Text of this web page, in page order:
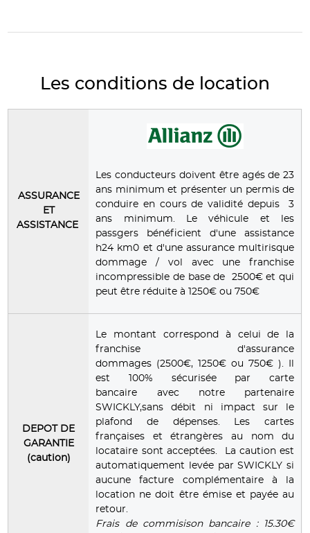
Les conditions de location
ASSURANCE
ET
ASSISTANCE
Les conducteurs doivent être agés de 23
ans minimum et présenter un permis de
conduire en cours de validité depuis 3
ans minimum. Le véhicule et les
passgers bénéficient d'une assistance
h24 km0 et d'une assurance multirisque
dommage / vol avec une franchise
incompressible de base de 2500€ et qui
peut être réduite à 1250€ ou 750€
DEPOT DE
GARANTIE
(caution)
Le montant correspond à celui de la
franchise d'assurance
dommages (2500€, 1250€ ou 750€ ). Il
est 100% sécurisée par carte
bancaire avec notre partenaire
SWICKLY,sans débit ni impact sur le
plafond de dépenses. Les cartes
françaises et étrangères au nom du
locataire sont acceptées. La caution est
automatiquement levée par SWICKLY si
aucune facture complémentaire à la
location ne doit être émise et payée au
retour.
Frais de commisison bancaire : 15.30€